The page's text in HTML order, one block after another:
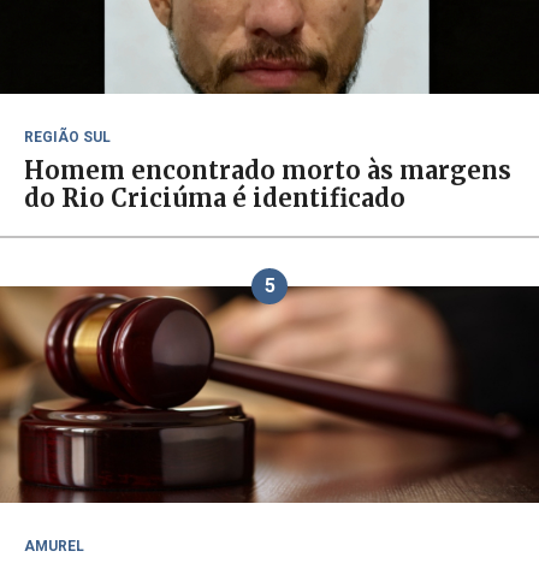
REGIÃO SUL
Homem encontrado morto às margens
do Rio Criciúma é identificado
5
AMUREL